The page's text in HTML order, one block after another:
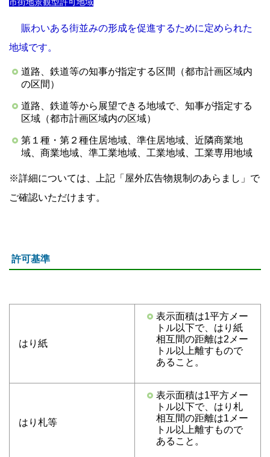
賑わいある街並みの形成を促進するために定められた
地域です。
道路、鉄道等の知事が指定する区間（都市計画区域内
の区間）
道路、鉄道等から展望できる地域で、知事が指定する
区域（都市計画区域内の区域）
第１種・第２種住居地域、準住居地域、近隣商業地
域、商業地域、準工業地域、工業地域、工業専用地域
※詳細については、上記「屋外広告物規制のあらまし」で
ご確認いただけます。
許可基準
はり紙
表示面積は1平方メー
トル以下で、はり紙
相互間の距離は2メー
トル以上離すもので
あること。
はり札等
表示面積は1平方メー
トル以下で、はり札
相互間の距離は1メー
トル以上離すもので
あること。